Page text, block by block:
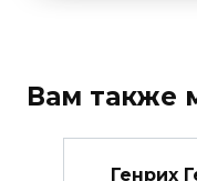
Вам также
Генрих